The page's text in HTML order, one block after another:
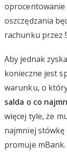
oszczędzania
rachunku przez
Aby jednak
konieczne jest
warunku, o
salda o co
więcej tyle, że
najmniej stówkę
promuje mBank.